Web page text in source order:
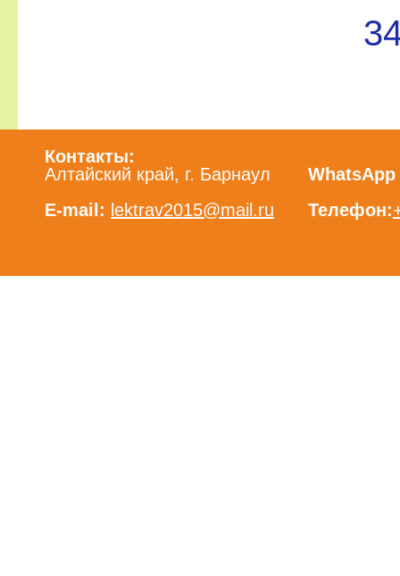
Контакты:
Алтайский край, г. Барнаул
E-mail: lektrav2015@mail.ru
Телефон: